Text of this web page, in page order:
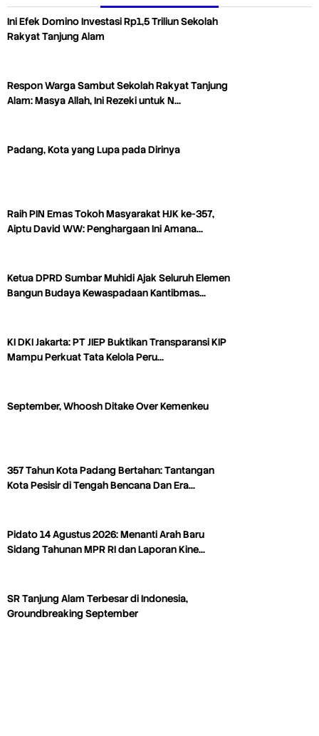
Ini Efek Domino Investasi Rp1,5 Triliun Sekolah
Rakyat Tanjung Alam
Respon Warga Sambut Sekolah Rakyat Tanjung
Alam: Masya Allah, Ini Rezeki untuk N…
Padang, Kota yang Lupa pada Dirinya
Raih PIN Emas Tokoh Masyarakat HJK ke-357,
Aiptu David WW: Penghargaan Ini Amana…
Ketua DPRD Sumbar Muhidi Ajak Seluruh Elemen
Bangun Budaya Kewaspadaan Kantibmas…
KI DKI Jakarta: PT JIEP Buktikan Transparansi KIP
Mampu Perkuat Tata Kelola Peru…
September, Whoosh Ditake Over Kemenkeu
357 Tahun Kota Padang Bertahan: Tantangan
Kota Pesisir di Tengah Bencana Dan Era…
Pidato 14 Agustus 2026: Menanti Arah Baru
Sidang Tahunan MPR RI dan Laporan Kine…
SR Tanjung Alam Terbesar di Indonesia,
Groundbreaking September